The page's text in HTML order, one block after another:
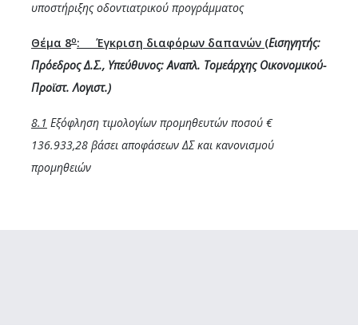
υποστήριξης οδοντιατρικού προγράμματος
Θέμα 8ο: Έγκριση διαφόρων δαπανών (Εισηγητής:
Πρόεδρος Δ.Σ., Υπεύθυνος: Αναπλ. Τομεάρχης Οικονομικού-
Προϊστ. Λογιστ.)
8.1 Εξόφληση τιμολογίων προμηθευτών ποσού €
136.933,28 βάσει αποφάσεων ΔΣ και κανονισμού
προμηθειών